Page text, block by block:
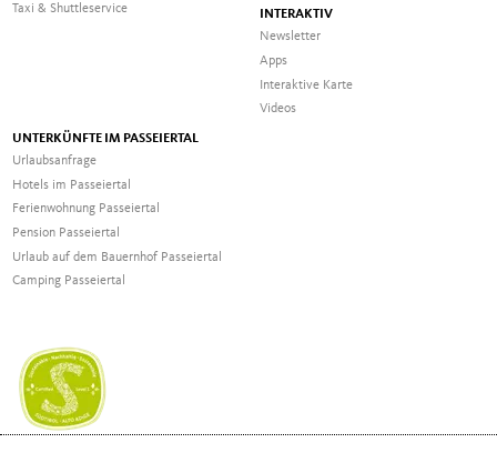
Taxi & Shuttleservice
INTERAKTIV
Newsletter
Apps
Interaktive Karte
Videos
UNTERKÜNFTE IM PASSEIERTAL
Urlaubsanfrage
Hotels im Passeiertal
Ferienwohnung Passeiertal
Pension Passeiertal
Urlaub auf dem Bauernhof Passeiertal
Camping Passeiertal